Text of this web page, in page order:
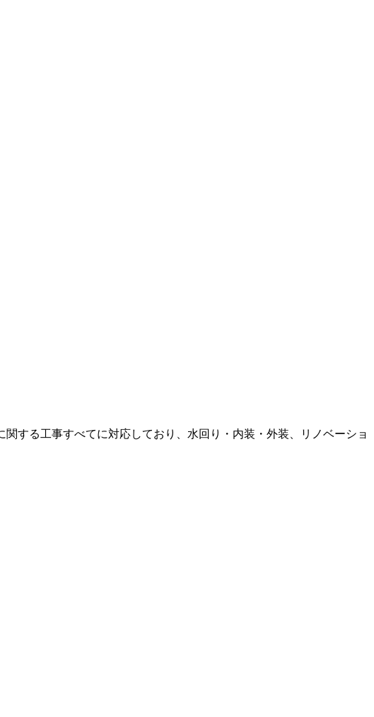
する工事すべてに対応しており、水回り・内装・外装、リノベーショ